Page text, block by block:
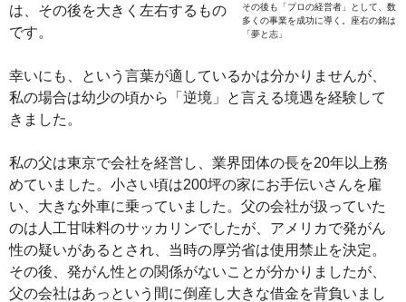
その後も「プロの経営者」として、数
多くの事業を成功に導く。座右の銘は
「夢と志」
は、その後を大きく左右するもの
です。
幸いにも、という言葉が適しているかは分かりませんが、
私の場合は幼少の頃から「逆境」と言える境遇を経験して
きました。
私の父は東京で会社を経営し、業界団体の長を20年以上務
めていました。小さい頃は200坪の家にお手伝いさんを雇
い、大きな外車に乗っていました。父の会社が扱っていた
のは人工甘味料のサッカリンでしたが、アメリカで発がん
性の疑いがあるとされ、当時の厚労省は使用禁止を決定。
その後、発がん性との関係がないことが分かりましたが、
父の会社はあっという間に倒産し大きな借金を背負いまし